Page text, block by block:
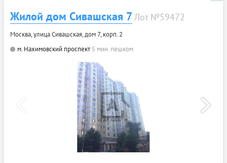
Жилой дом Сивашская 7Лот №59472
Москва, улица Сивашская, дом 7, корп. 2
м. Нахимовский проспект 5 мин. пешком